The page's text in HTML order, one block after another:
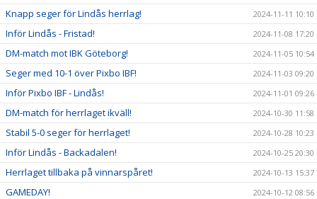
Knapp seger för Lindås herrlag! 2024-11-11 10:10
Inför Lindås - Fristad! 2024-11-08 17:20
DM-match mot IBK Göteborg! 2024-11-05 10:54
Seger med 10-1 över Pixbo IBF! 2024-11-03 09:20
Inför Pixbo IBF - Lindås! 2024-11-01 09:26
DM-match för herrlaget ikväll! 2024-10-30 11:58
Stabil 5-0 seger för herrlaget! 2024-10-28 10:23
Inför Lindås - Backadalen! 2024-10-25 20:30
Herrlaget tillbaka på vinnarspåret! 2024-10-13 15:37
GAMEDAY! 2024-10-12 08:56